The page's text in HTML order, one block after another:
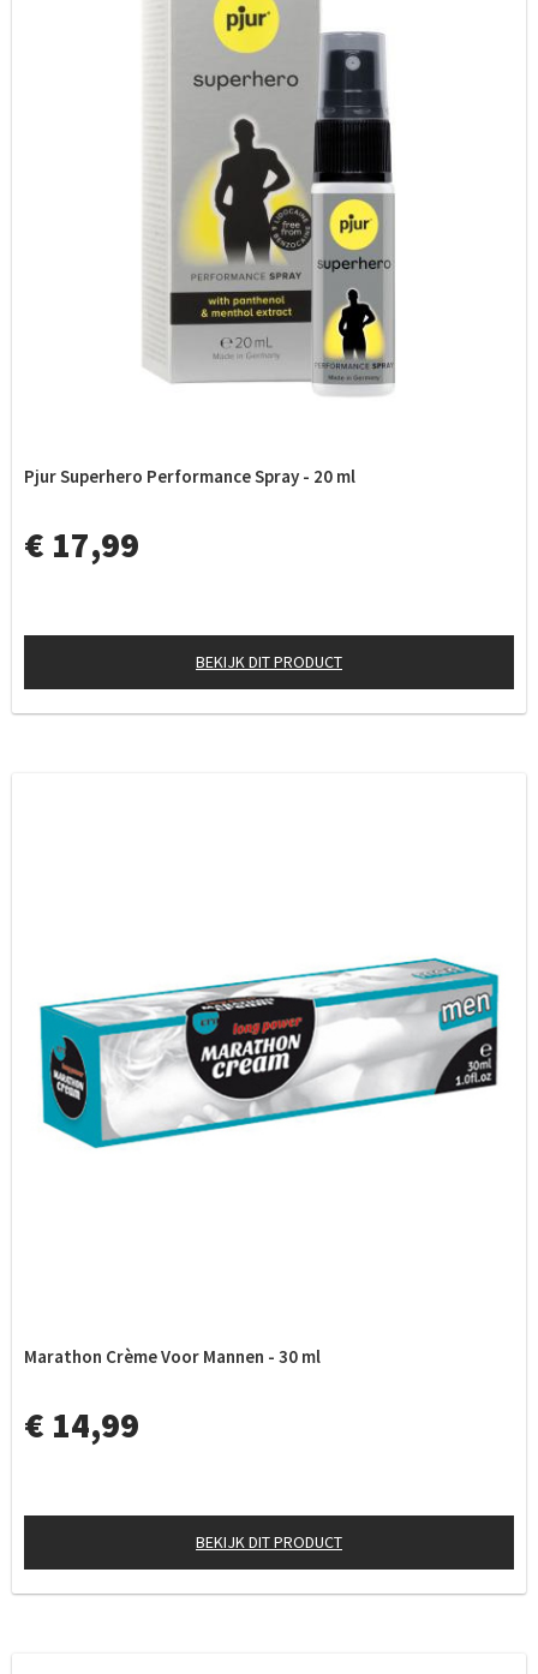
Pjur Superhero Performance Spray - 20 ml
€ 17,99
BEKIJK DIT PRODUCT
Marathon Crème Voor Mannen - 30 ml
€ 14,99
BEKIJK DIT PRODUCT